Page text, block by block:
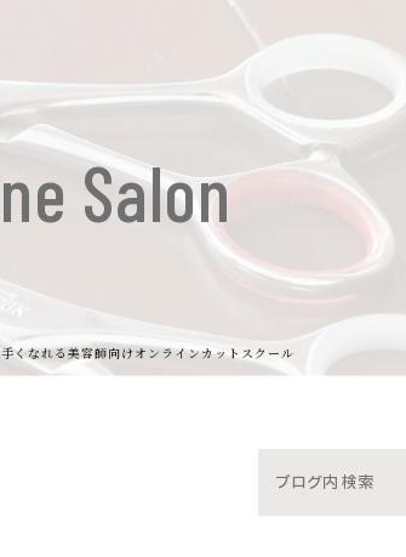
Salon
くなれる美容師向けオンラインカットスクール